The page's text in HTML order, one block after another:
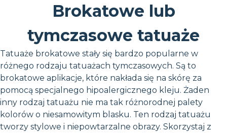
Brokatowe lub
tymczasowe tatuaże
Tatuaże brokatowe stały się bardzo popularne w
różnego rodzaju tatuażach tymczasowych. Są to
brokatowe aplikacje, które nakłada się na skórę za
pomocą specjalnego hipoalergicznego kleju. Żaden
inny rodzaj tatuażu nie ma tak różnorodnej palety
kolorów o niesamowitym blasku. Ten rodzaj tatuażu
tworzy stylowe i niepowtarzalne obrazy. Skorzystaj z